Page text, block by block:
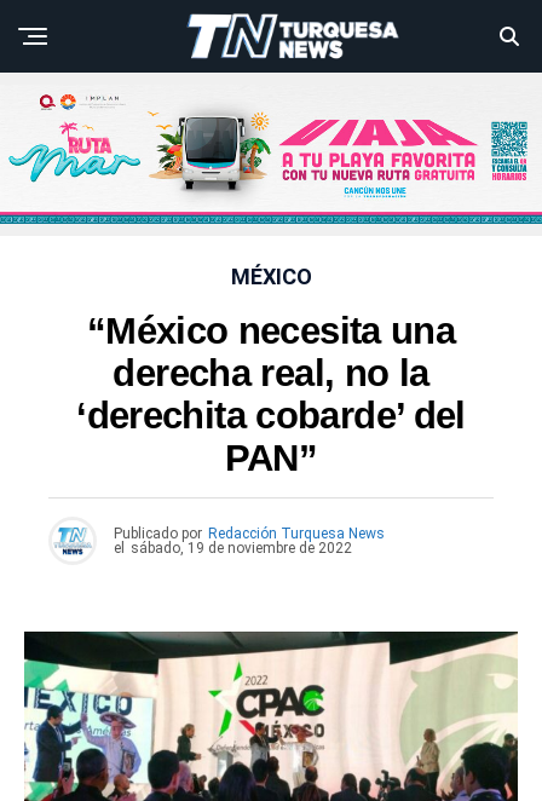
MÉXICO
“México necesita una
derecha real, no la
‘derechita cobarde’ del
PAN”
Publicado por Redacción Turquesa News
el
sábado, 19 de noviembre de 2022